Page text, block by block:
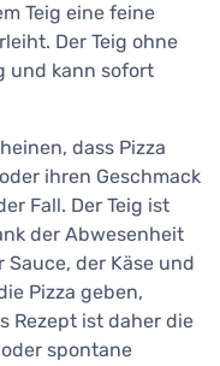
Teig eine feine
Der Teig ohne
und kann sofort
dass Pizza
ihren Geschmack
Fall. Der Teig ist
der Abwesenheit
der Käse und
Pizza geben,
Rezept ist daher die
spontane